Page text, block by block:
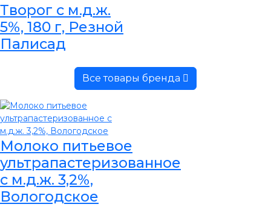
Творог с м.д.ж.
5%, 180 г, Резной
Палисад
Все товары бренда
Молоко питьевое
ультрапастеризованное
с м.д.ж. 3,2%,
Вологодское